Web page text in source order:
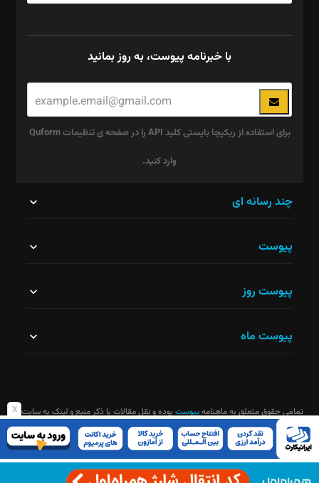
x
با خبرنامه پیوست، به روز بمانید
برای استفاده از ریکپچا بایستی کلید API را در صفحه ی تنظیمات Quform
وارد کنید.
نباید
شود.
چند رسانه ای
پیوست
پیوست روز
پیوست ماه
تمامی حقوق متعلق به ماهنامهپیوست بوده و نقل مقالات با ذکر منبع و لینک به سایت
ماهنامه آزاد است